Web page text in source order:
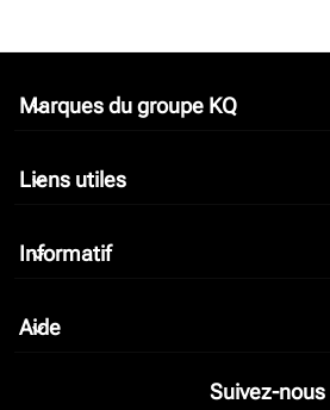
Marques du groupe KQ
keyboard_arrow_down
Liens utiles
keyboard_arrow_down
Informatif
keyboard_arrow_down
Aide
keyboard_arrow_down
Suivez-nous